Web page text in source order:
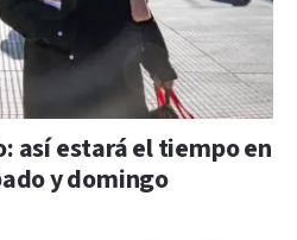
así estará el tiempo en
y domingo